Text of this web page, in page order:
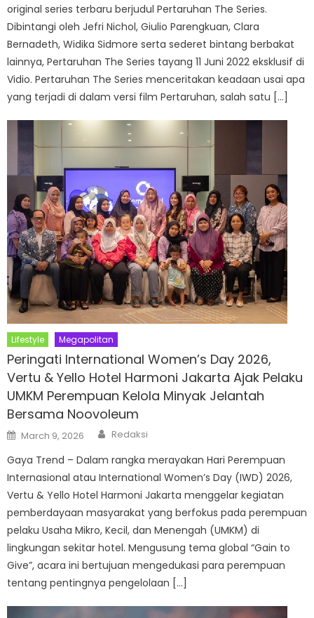
original series terbaru berjudul Pertaruhan The Series.
Dibintangi oleh Jefri Nichol, Giulio Parengkuan, Clara
Bernadeth, Widika Sidmore serta sederet bintang berbakat
lainnya, Pertaruhan The Series tayang 11 Juni 2022 eksklusif di
Vidio. Pertaruhan The Series menceritakan keadaan usai apa
yang terjadi di dalam versi film Pertaruhan, salah satu […]
Lifestyle Megapolitan
Peringati International Women’s Day 2026,
Vertu & Yello Hotel Harmoni Jakarta Ajak Pelaku
UMKM Perempuan Kelola Minyak Jelantah
Bersama Noovoleum
Posted
on
March 9, 2026 Author
Redaksi
Gaya Trend – Dalam rangka merayakan Hari Perempuan
Internasional atau International Women’s Day (IWD) 2026,
Vertu & Yello Hotel Harmoni Jakarta menggelar kegiatan
pemberdayaan masyarakat yang berfokus pada perempuan
pelaku Usaha Mikro, Kecil, dan Menengah (UMKM) di
lingkungan sekitar hotel. Mengusung tema global “Gain to
Give”, acara ini bertujuan mengedukasi para perempuan
tentang pentingnya pengelolaan […]